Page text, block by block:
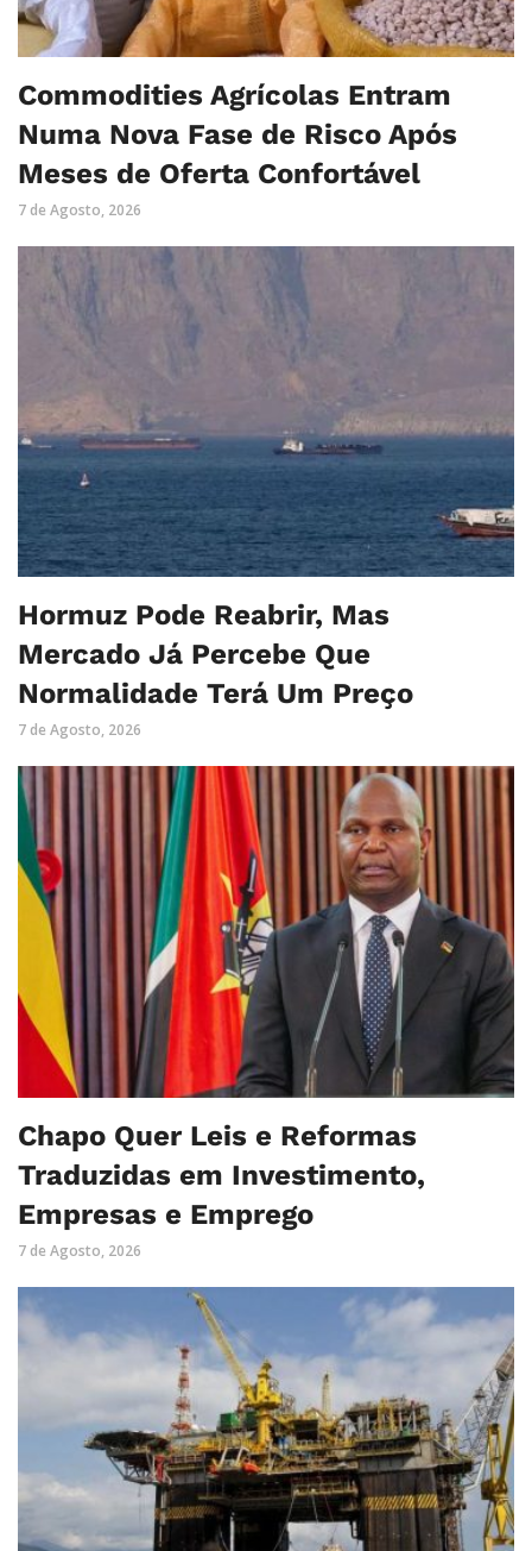
Commodities Agrícolas Entram
Numa Nova Fase de Risco Após
Meses de Oferta Confortável
7 de Agosto, 2026
Hormuz Pode Reabrir, Mas
Mercado Já Percebe Que
Normalidade Terá Um Preço
7 de Agosto, 2026
Chapo Quer Leis e Reformas
Traduzidas em Investimento,
Empresas e Emprego
7 de Agosto, 2026